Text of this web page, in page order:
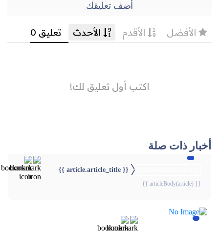
أضف تعليقك
أخبار ذات صلة
{{ article.article_title }}
{{ articleBody(article) }}